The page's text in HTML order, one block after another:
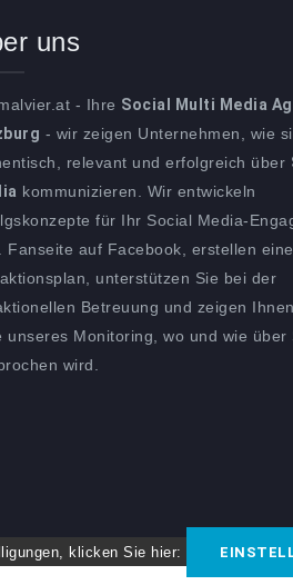
uns
- Ihre Social Multi Media
- wir zeigen Unternehmen, wie
relevant und erfolgreich über
kommunizieren. Wir entwickeln
für Ihr Social Media-
Fanseite auf Facebook, erstellen
unterstützen Sie bei der
Betreuung und zeigen
unseres Monitoring, wo und wie über
wird.
klicken Sie hier: